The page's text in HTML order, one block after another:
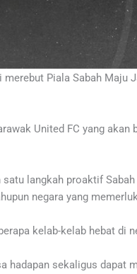
Piala Sabah Maju
United FC yang akan
langkah proaktif Sabah
negara yang
kelab-kelab hebat di
hadapan sekaligus dapat